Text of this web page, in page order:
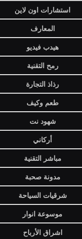
استشارات اون لاين
المعارف
هيدب فيديو
رمح التقنية
رذاذ التجارة
طعم وكيف
شهود نت
أركاني
مباشر التقنية
مدونة صحبة
شرقيات السياحة
موسوعة انوار
اشراق الأرباح